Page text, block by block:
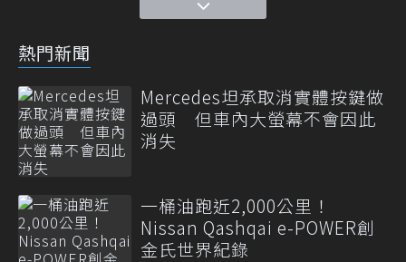
熱門新聞
Mercedes坦承取消實體按鍵做
過頭 但車內大螢幕不會因此
消失
一桶油跑近2,000公里！
Nissan Qashqai e-POWER創
金氏世界紀錄